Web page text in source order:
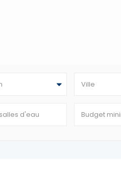
Ville